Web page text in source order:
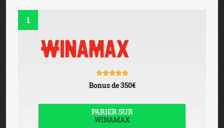
1
Bonus de 350€
PARIER SUR
WINAMAX